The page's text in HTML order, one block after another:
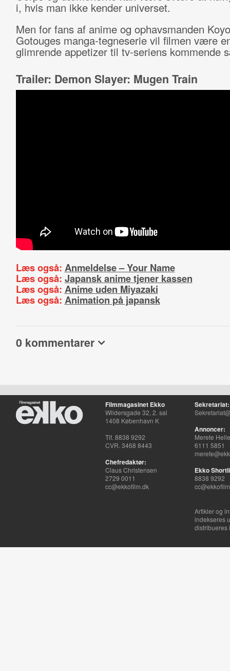
i, hvis man ikke kender universet.
Men for fans af anime og ophavsmanden
Gotouges manga-tegneserie vil filmen være
glimrende appetizer til tv-seriens kommende
Trailer: Demon Slayer: Mugen Train
Læs også: Anmeldelse – Your Name
Læs også: Japansk anime tjener kassen
Læs også: Anime uden Miyazaki
Læs også: Animation på japansk
0 kommentarer
Filmmagasinet Ekko
Wildersgade 32, 2. sal
1408 København K
Tlf. 8838 9292
CVR. 3468 8443
Chefredaktør:
Claus Christensen
2729 0011
cc@ekkofilm.dk
Sekretariat:
Annoncer:
Merete
6111 5851
Ekko
8838 9292
Artikler og
indekseres
distribueres